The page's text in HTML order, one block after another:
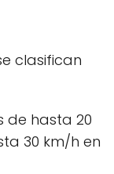
clasifican
de hasta 20
30 km/h en